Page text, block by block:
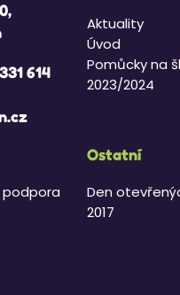
614
Aktuality
Úvod
Pomůcky na
2023/2024
podpora
Ostatní
Den
2017